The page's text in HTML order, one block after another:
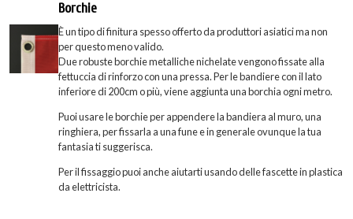
Borchie
È un tipo di finitura spesso offerto da produttori asiatici ma non
per questo meno valido.
Due robuste borchie metalliche nichelate vengono fissate alla
fettuccia di rinforzo con una pressa. Per le bandiere con il lato
inferiore di 200cm o più, viene aggiunta una borchia ogni metro.
Puoi usare le borchie per appendere la bandiera al muro, una
ringhiera, per fissarla a una fune e in generale ovunque la tua
fantasia ti suggerisca.
Per il fissaggio puoi anche aiutarti usando delle fascette in plastica
da elettricista.